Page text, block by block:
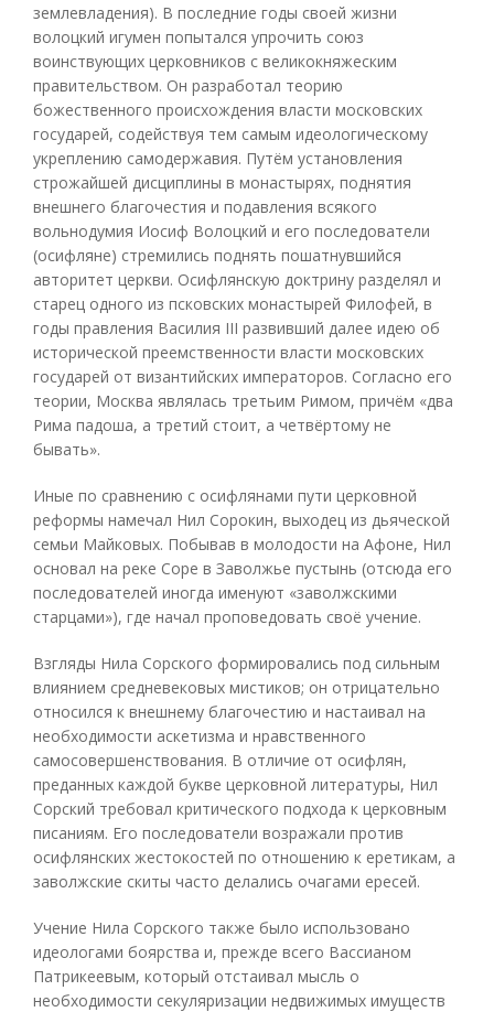
землевладения). В последние годы своей жизни
волоцкий игумен попытался упрочить союз
воинствующих церковников с великокняжеским
правительством. Он разработал теорию
божественного происхождения власти московских
государей, содействуя тем самым идеологическому
укреплению самодержавия. Путём установления
строжайшей дисциплины в монастырях, поднятия
внешнего благочестия и подавления всякого
вольнодумия Иосиф Волоцкий и его последователи
(осифляне) стремились поднять пошатнувшийся
авторитет церкви. Осифлянскую доктрину разделял и
старец одного из псковских монастырей Филофей, в
годы правления Василия III развивший далее идею об
исторической преемственности власти московских
государей от византийских императоров. Согласно его
теории, Москва являлась третьим Римом, причём «два
Рима падоша, а третий стоит, а четвёртому не
бывать».
Иные по сравнению с осифлянами пути церковной
реформы намечал Нил Сорокин, выходец из дьяческой
семьи Майковых. Побывав в молодости на Афоне, Нил
основал на реке Соре в Заволжье пустынь (отсюда его
последователей иногда именуют «заволжскими
старцами»), где начал проповедовать своё учение.
Взгляды Нила Сорского формировались под сильным
влиянием средневековых мистиков; он отрицательно
относился к внешнему благочестию и настаивал на
необходимости аскетизма и нравственного
самосовершенствования. В отличие от осифлян,
преданных каждой букве церковной литературы, Нил
Сорский требовал критического подхода к церковным
писаниям. Его последователи возражали против
осифлянских жестокостей по отношению к еретикам, а
заволжские скиты часто делались очагами ересей.
Учение Нила Сорского также было использовано
идеологами боярства и, прежде всего Вассианом
Патрикеевым, который отстаивал мысль о
необходимости секуляризации недвижимых имуществ